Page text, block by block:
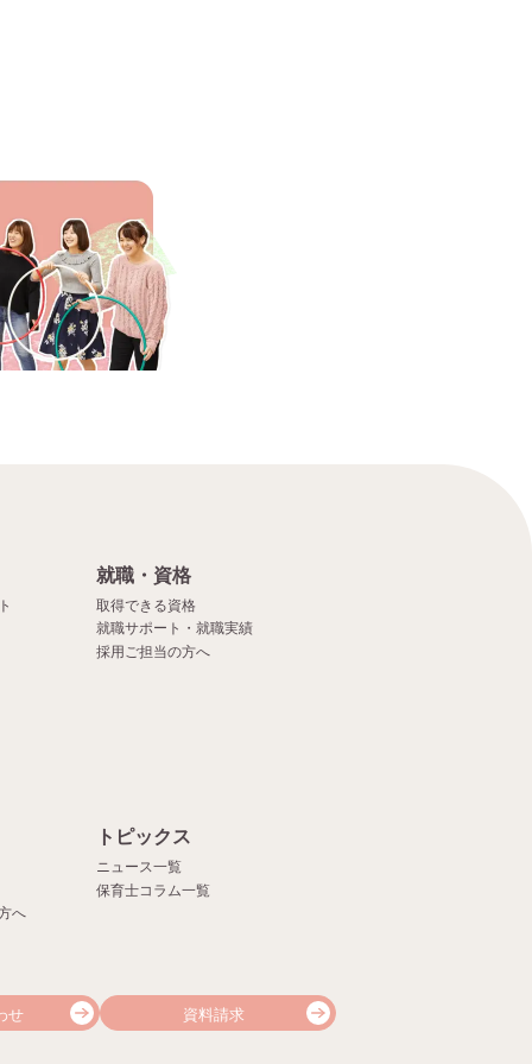
就職・資格
取得できる資格
就職サポート・就職実績
採用ご担当の方へ
へ
トピックス
ニュース一覧
保育士コラム一覧
せ 資料請求